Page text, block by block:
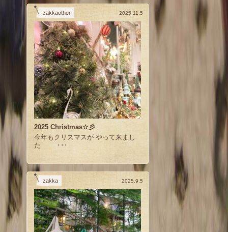
zakkaother 2025.11.5
2025 Christmas☆彡
今年もクリスマスが やって来まし
た ･･･
zakka 2025.9.5